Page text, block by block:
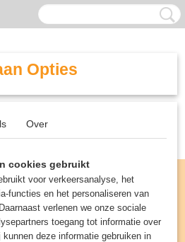
Opties
Over
cookies gebruikt
voor verkeersanalyse, het
functies en het personaliseren van
verlenen we onze sociale
toegang tot informatie over
deze informatie gebruiken in